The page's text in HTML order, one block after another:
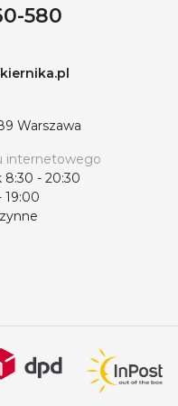
580
Warszawa
internetowego
8:30 - 20:30
19:00